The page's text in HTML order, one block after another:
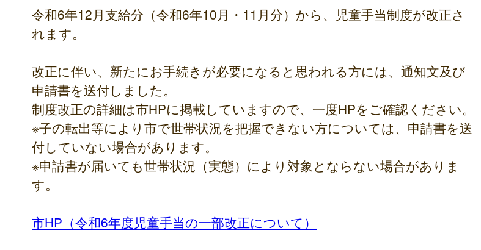
令和6年12月支給分（令和6年10月・11月分）から、児童手当制度が改正さ
れます。
改正に伴い、新たにお手続きが必要になると思われる方には、通知文及び
申請書を送付しました。
制度改正の詳細は市HPに掲載していますので、一度HPをご確認ください。
※子の転出等により市で世帯状況を把握できない方については、申請書を送
付していない場合があります。
※申請書が届いても世帯状況（実態）により対象とならない場合がありま
す。
市HP（令和6年度児童手当の一部改正について）